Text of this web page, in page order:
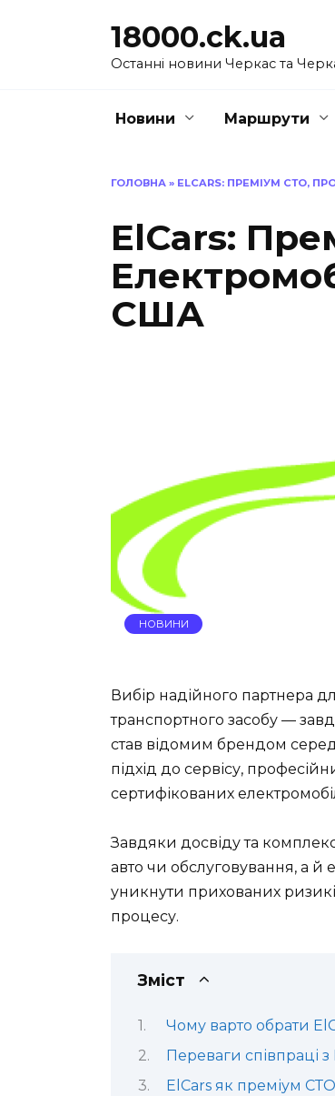
18000.ck.ua
Останні новини Черкас та
Новини Маршрути
ГОЛОВНА » ELCARS: ПРЕМІУМ СТО,
ElCars:
США
НОВИНИ
Вибір надійного партнера
транспортного засобу —
став відомим брендом
підхід до сервісу,
сертифікованих
Завдяки досвіду та
авто чи обслуговування, а й
уникнути прихованих
процесу.
Зміст
Чому варто обрати
Переваги співпраці з
ElCars як преміум СТО